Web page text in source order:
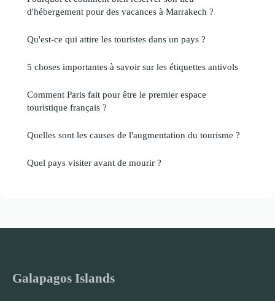
d'hébergement pour des vacances à Marrakech ?
Qu'est-ce qui attire les touristes dans un pays ?
5 choses importantes à savoir sur les étiquettes antivols
Comment Paris fait pour être le premier espace
touristique français ?
Quelles sont les causes de l'augmentation du tourisme ?
Quel pays visiter avant de mourir ?
Galapagos Islands